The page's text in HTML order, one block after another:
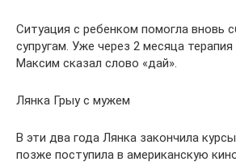
Ситуация с ребенком помогла вновь
супругам. Уже через 2 месяца
Максим сказал слово «дай».
Лянка Грыу с мужем
В эти два года Лянка закончила
позже поступила в американскую